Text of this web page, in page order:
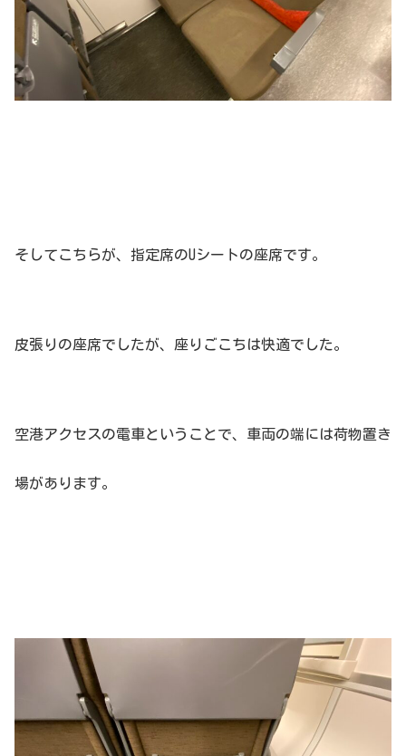
そしてこちらが、指定席のUシートの座席です。
皮張りの座席でしたが、座りごこちは快適でした。
空港アクセスの電車ということで、車両の端には荷物置き
場があります。